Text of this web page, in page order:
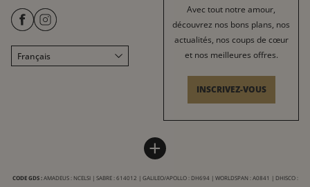
Français
English
Conditions générales de vente
À propos
Carrière
LABELS & CERTIFICATIONS
Avec tout notre amour,
découvrez nos bons plans, nos
actualités, nos coups de cœur
et nos meilleures offres.
INSCRIVEZ-VOUS
+
CODE GDS :AMADEUS : NCELSI | SABRE : 614012 | GALILEO/APOLLO : DH694 | WORLDSPAN : A0841 | DHISCO :